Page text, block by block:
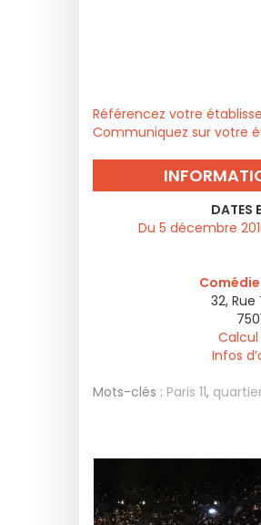
Référencez votre
Communiquez sur votre
DATES
Du 5 décembre
32, Rue
Infos
Mots-clés : Paris 11,